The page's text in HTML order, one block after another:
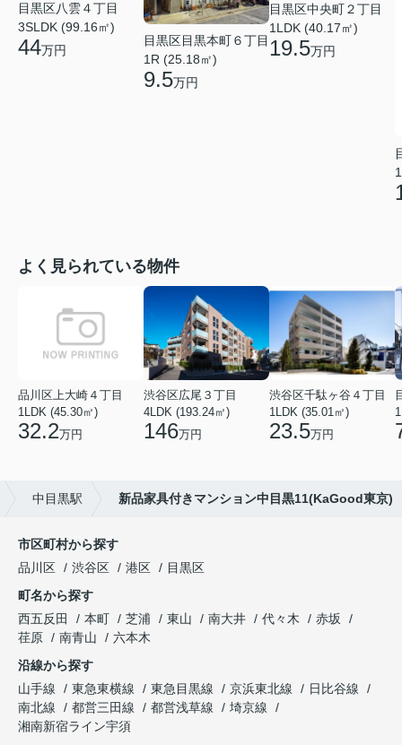
目黒区八雲４丁目
3SLDK (99.16㎡)
44万円
目黒区目黒本町６丁目
1R (25.18㎡)
9.5万円
目黒区中央町２丁目
1LDK (40.17㎡)
19.5万円
よく見られている物件
品川区上大崎４丁目
1LDK (45.30㎡)
32.2万円
渋谷区広尾３丁目
4LDK (193.24㎡)
146万円
渋谷区千駄ヶ谷４丁目
1LDK (35.01㎡)
23.5万円
中目黒駅 新品家具付きマンション中目黒11(KaGood東京)
市区町村から探す
品川区
渋谷区 港区
目黒区
町名から探す
西五反田
本町 芝浦 東山 南大井 代々木
赤坂
荏原
南青山
六本木
沿線から探す
山手線
東急東横線 東急目黒線 京浜東北線
日比谷線
南北線
都営三田線 都営浅草線
埼京線
湘南新宿ライン宇須